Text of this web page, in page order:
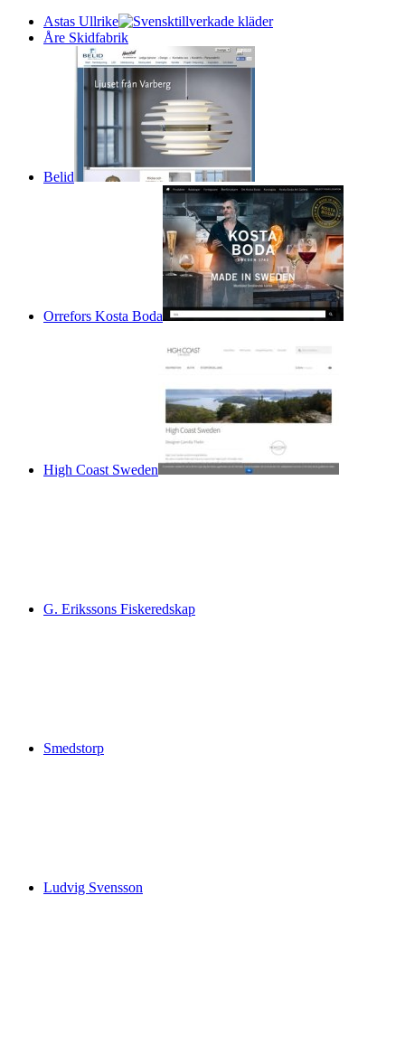
Astas Ullrike
Åre Skidfabrik
Belid
Orrefors Kosta Boda
High Coast Sweden
G. Erikssons Fiskeredskap
Smedstorp
Ludvig Svensson